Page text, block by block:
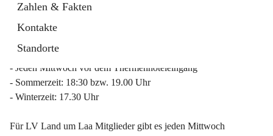
Zahlen & Fakten
Kontakte
Standorte
Mitgliederinfo 2026
Lauftreff
- Jeden Mittwoch vor dem Thermenhoteleingang
- Sommerzeit: 18:30 bzw. 19.00 Uhr
- Winterzeit: 17.30 Uhr
Für LV Land um Laa Mitglieder gibt es jeden Mittwoch